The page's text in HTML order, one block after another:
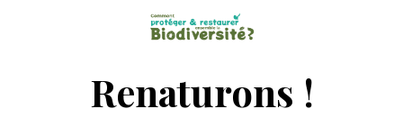
Renaturons !